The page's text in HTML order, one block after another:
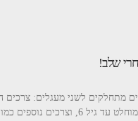
שלב!
מתחלקים לשני מעגלים: צרכים
שבהם נושא האב באופן מוחלט עד גיל 6, וצרכים